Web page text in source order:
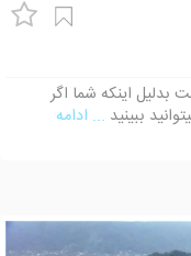
بدلیل اینکه شما اگر
ببینید ... ادامه